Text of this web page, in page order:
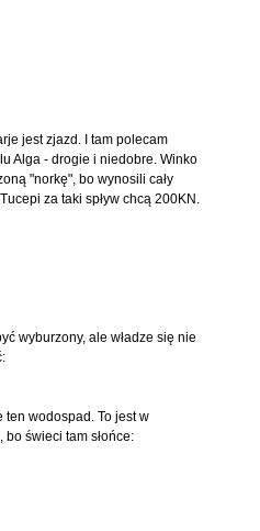
jest zjazd. I tam polecam
Alga - drogie i niedobre. Winko
"norkę", bo wynosili cały
za taki spływ chcą 200KN.
wyburzony, ale władze się nie
wodospad. To jest w
świeci tam słońce: